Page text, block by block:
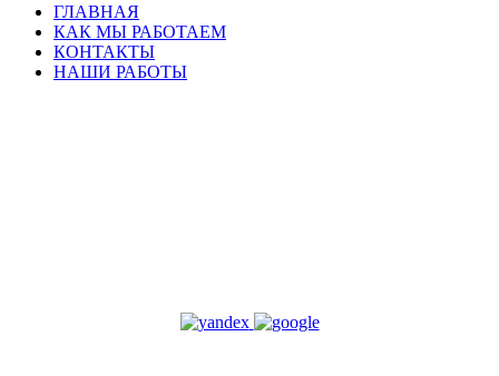
ГЛАВНАЯ
КАК МЫ РАБОТАЕМ
КОНТАКТЫ
НАШИ РАБОТЫ